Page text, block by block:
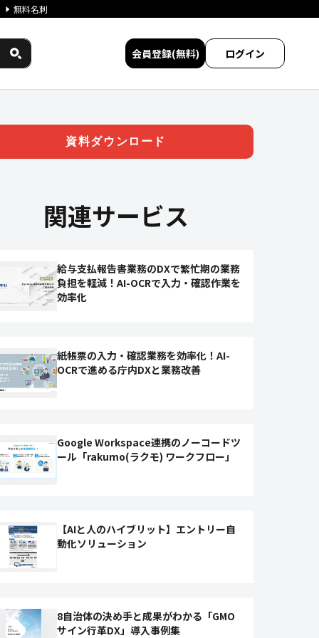
無料名刺
会員登録(無料) ログイン
資料ダウンロード
関連サービス
給与支払報告書業務のDXで繁忙期の業務
負担を軽減！AI-OCRで入力・確認作業を
効率化
紙帳票の入力・確認業務を効率化！AI-
OCRで進める庁内DXと業務改善
Google Workspace連携のノーコードツ
ール「rakumo(ラクモ) ワークフロー」
【AIと人のハイブリット】エントリー自
動化ソリューション
8自治体の決め手と成果がわかる「GMO
サイン行革DX」導入事例集